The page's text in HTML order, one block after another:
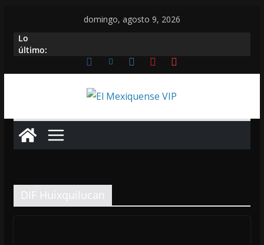
contenido
domingo, agosto 9, 2026
Lo
último:
DIF Huixquilucan